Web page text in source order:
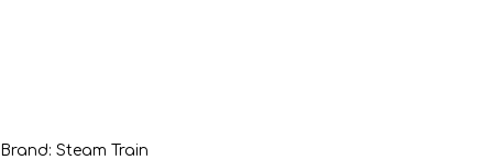
Brand: Steam Train